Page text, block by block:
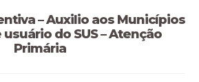
– Auxilio aos Municípios
usuário do SUS – Atenção
Primária